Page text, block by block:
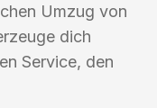
Umzug von
dich
Service, den